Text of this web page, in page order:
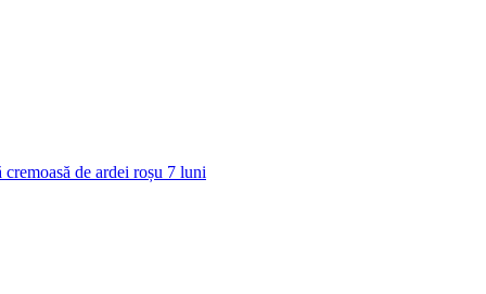
cremoasă de ardei roșu 7 luni